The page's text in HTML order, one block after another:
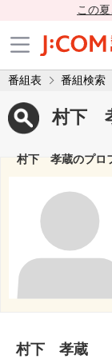
この
番組表 番組検索
村下
村下 孝蔵のプロ
村下 孝蔵